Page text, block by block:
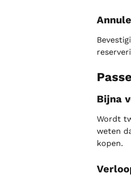
Bijna
Wordt
weten
kopen.